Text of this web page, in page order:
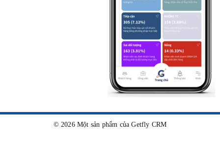
© 2026 Một sản phẩm của Getfly CRM